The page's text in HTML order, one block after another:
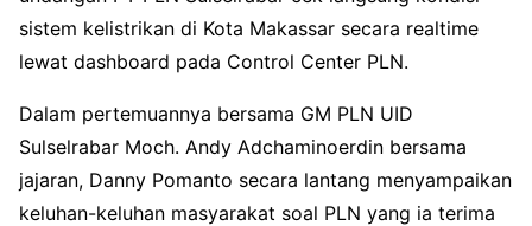
sistem kelistrikan di Kota Makassar secara realtime
lewat dashboard pada Control Center PLN.
Dalam pertemuannya bersama GM PLN UID
Sulselrabar Moch. Andy Adchaminoerdin bersama
jajaran, Danny Pomanto secara lantang menyampaikan
keluhan-keluhan masyarakat soal PLN yang ia terima